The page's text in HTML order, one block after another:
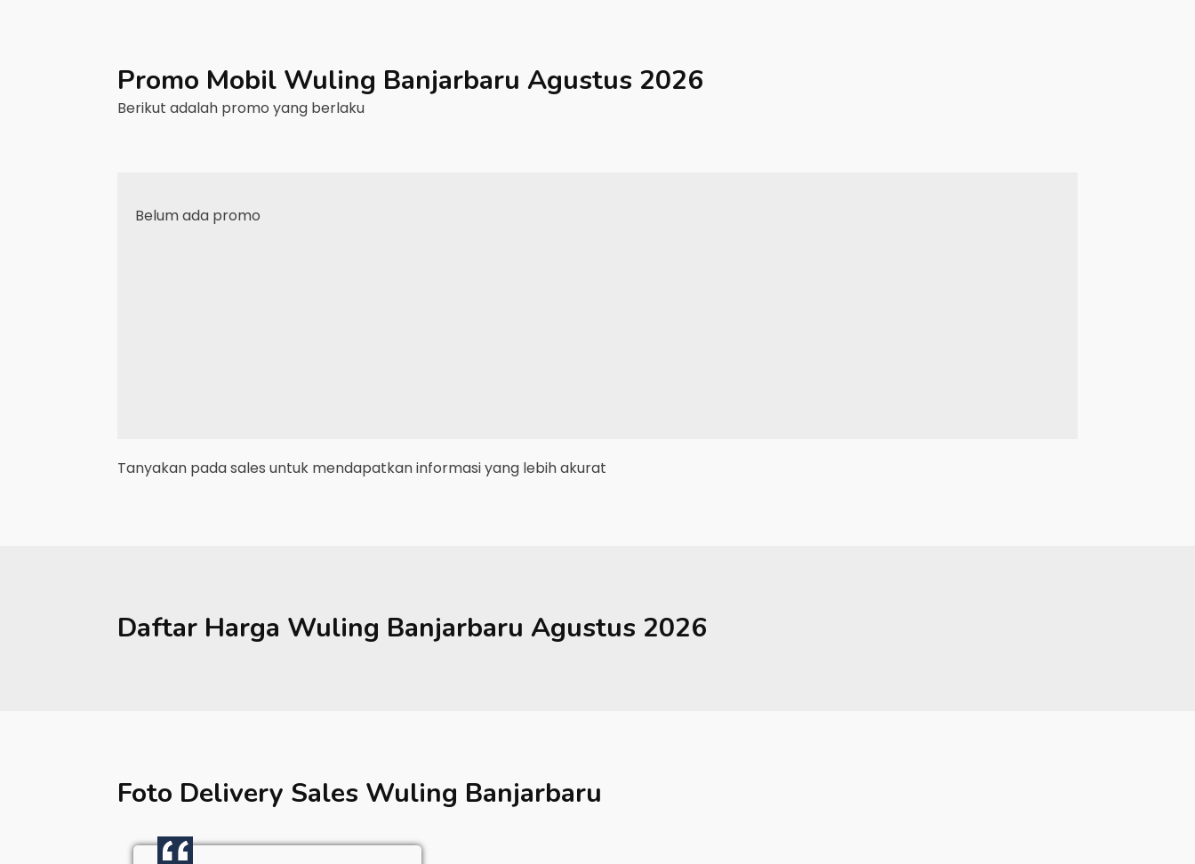
Promo Mobil Wuling Banjarbaru Agustus 2026
Berikut adalah promo yang berlaku
Belum ada promo
Tanyakan pada sales untuk mendapatkan informasi yang lebih akurat
Daftar Harga Wuling Banjarbaru Agustus 2026
Foto Delivery Sales Wuling Banjarbaru